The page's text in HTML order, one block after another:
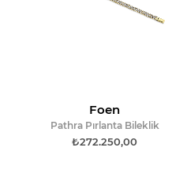
Foen
Pathra Pırlanta Bileklik
₺272.250,00